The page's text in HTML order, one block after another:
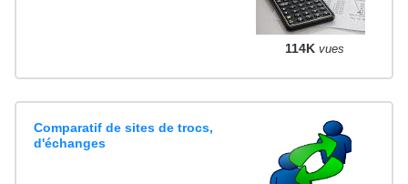
114K vues
Comparatif de sites de trocs,
d'échanges